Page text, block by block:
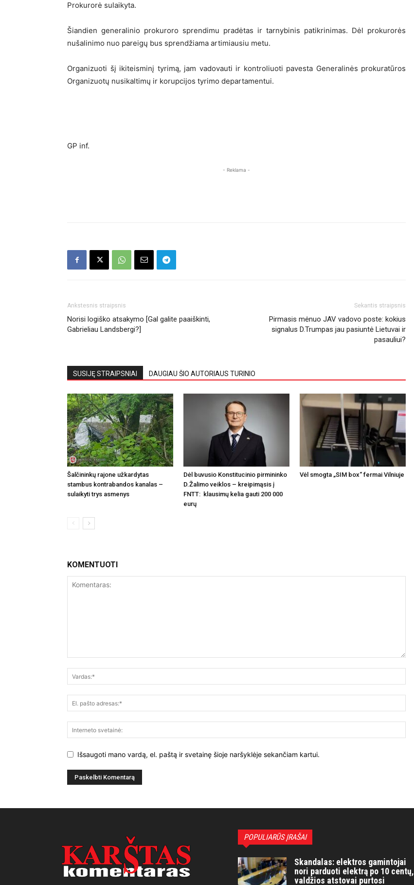
Prokurorė sulaikyta.
Šiandien generalinio prokuroro sprendimu pradėtas ir tarnybinis patikrinimas. Dėl prokurorės
nušalinimo nuo pareigų bus sprendžiama artimiausiu metu.
Organizuoti šį ikiteisminį tyrimą, jam vadovauti ir kontroliuoti pavesta Generalinės prokuratūros
Organizuotų nusikaltimų ir korupcijos tyrimo departamentui.
GP inf.
- Reklama -
Ankstesnis straipsnis
Norisi logiško atsakymo [Gal galite paaiškinti,
Gabrieliau Landsbergi?]
Sekantis straipsnis
Pirmasis mėnuo JAV vadovo poste: kokius
signalus D.Trumpas jau pasiuntė Lietuvai ir
pasauliui?
SUSIJĘ STRAIPSNIAI DAUGIAU ŠIO AUTORIAUS TURINIO
Šalčininkų rajone užkardytas
stambus kontrabandos kanalas –
sulaikyti trys asmenys
Dėl buvusio Konstitucinio pirmininko
D.Žalimo veiklos – kreipimąsis į
FNTT: klausimų kelia gauti 200 000
eurų
Vėl smogta „SIM box“ fermai Vilniuje
KOMENTUOTI
Išsaugoti mano vardą, el. paštą ir svetainę šioje naršyklėje sekančiam kartui.
POPULIARŪS ĮRAŠAI
Skandalas: elektros gamintojai
nori parduoti elektrą po 10 centų,
valdžios atstovai purtosi